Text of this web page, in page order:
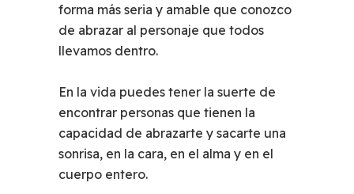
forma más seria y amable que conozco
de abrazar al personaje que todos
llevamos dentro.
En la vida puedes tener la suerte de
encontrar personas que tienen la
capacidad de abrazarte y sacarte una
sonrisa, en la cara, en el alma y en el
cuerpo entero.